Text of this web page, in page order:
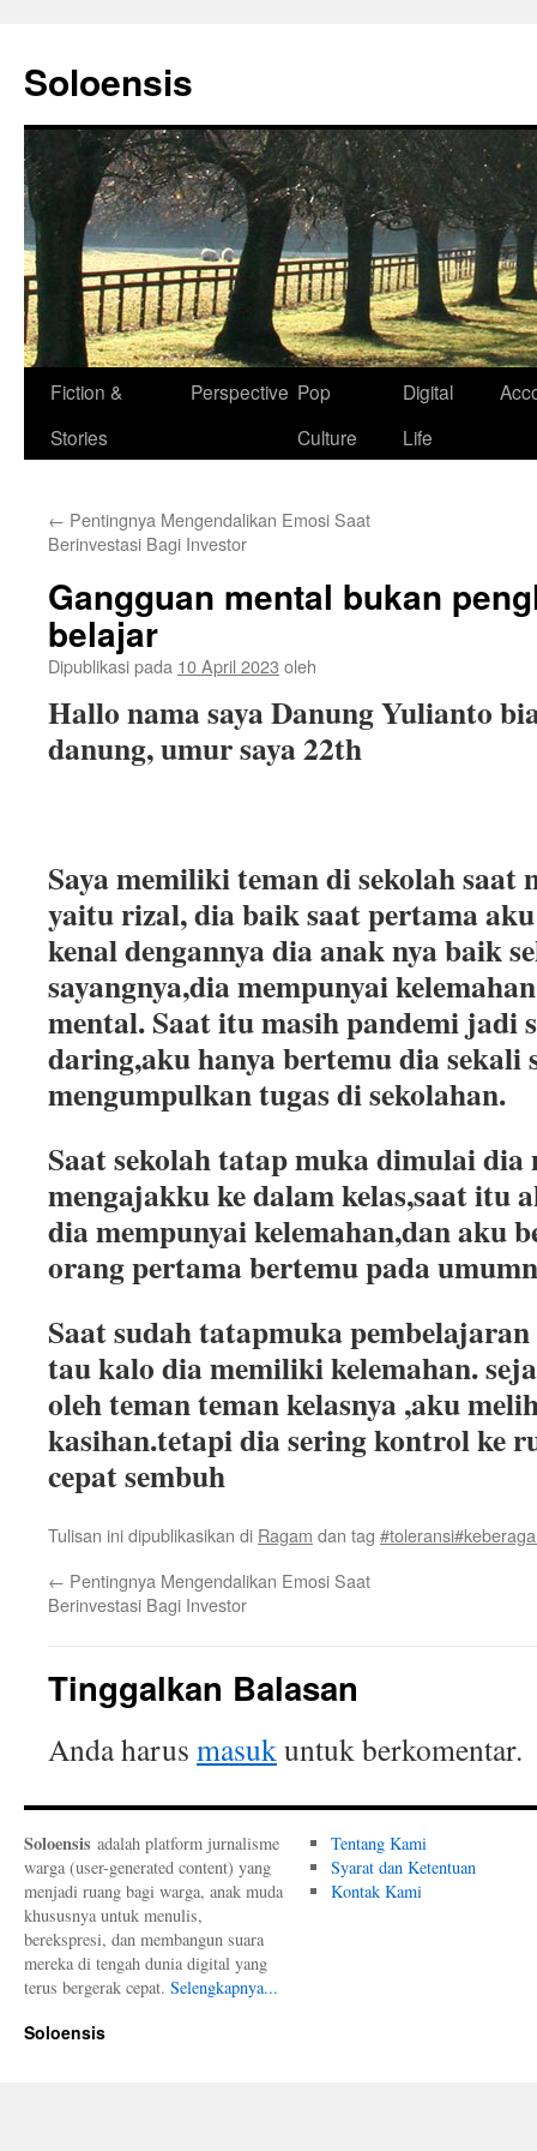
isi
Soloensis
Fiction &
Stories
Perspective Pop
Culture
Digital
Life
← Pentingnya Mengendalikan Emosi Saat
Berinvestasi Bagi Investor
Gangguan mental bukan
belajar
Dipublikasi pada 10 April 2023 oleh
Hallo nama saya Danung Yulianto
danung, umur saya 22th
Saya memiliki teman di sekolah saat
yaitu rizal, dia baik saat pertama
kenal dengannya dia anak nya baik
sayangnya,dia mempunyai
mental. Saat itu masih pandemi jadi
daring,aku hanya bertemu dia sekali
mengumpulkan tugas di sekolahan.
Saat sekolah tatap muka dimulai
mengajakku ke dalam kelas,saat itu
dia mempunyai kelemahan,dan aku
orang pertama bertemu pada
Saat sudah tatapmuka
tau kalo dia memiliki kelemahan.
oleh teman teman kelasnya ,aku
kasihan.tetapi dia sering kontrol ke
cepat sembuh
Tulisan ini dipublikasikan di Ragam dan tag
← Pentingnya Mengendalikan Emosi Saat
Berinvestasi Bagi Investor
Tinggalkan Balasan
Anda harus masukuntuk berkomentar.
Soloensis adalah platform jurnalisme
warga (user-generated content) yang
menjadi ruang bagi warga, anak muda
khususnya untuk menulis,
berekspresi, dan membangun suara
mereka di tengah dunia digital yang
terus bergerak cepat. Selengkapnya...
Tentang Kami
Syarat dan Ketentuan
Kontak Kami
Soloensis